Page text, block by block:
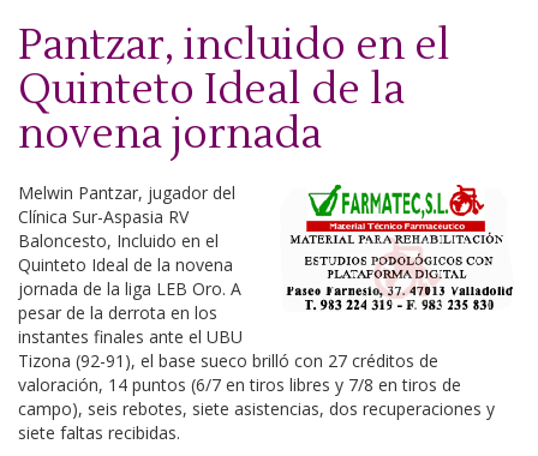
Pantzar, incluido en el
Quinteto Ideal de la
novena jornada
Melwin Pantzar, jugador del
Clínica Sur-Aspasia RV
Baloncesto, Incluido en el
Quinteto Ideal de la novena
jornada de la liga LEB Oro. A
pesar de la derrota en los
instantes finales ante el UBU
Tizona (92-91), el base sueco brilló con 27 créditos de
valoración, 14 puntos (6/7 en tiros libres y 7/8 en tiros de
campo), seis rebotes, siete asistencias, dos recuperaciones y
siete faltas recibidas.